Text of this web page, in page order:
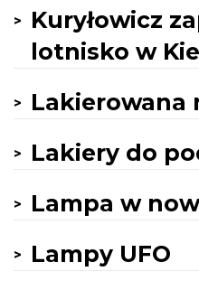
Kuryłowicz
lotnisko w
Lakierowana
Lakiery do
Lampa w
Lampy UFO